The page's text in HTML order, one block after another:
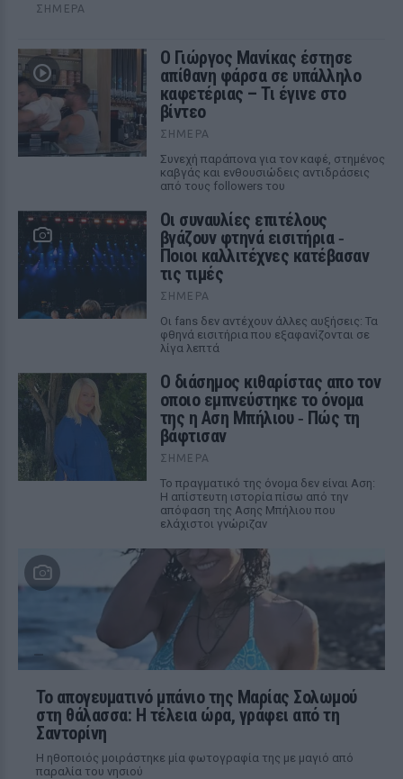
ΣΉΜΕΡΑ
Ο Γιώργος Μανίκας έστησε
απίθανη φάρσα σε υπάλληλο
καφετέριας – Τι έγινε στο
βίντεο
ΣΉΜΕΡΑ
Συνεχή παράπονα για τον καφέ, στημένος
καβγάς και ενθουσιώδεις αντιδράσεις
από τους followers του
Οι συναυλίες επιτέλους
βγάζουν φτηνά εισιτήρια ‑
Ποιοι καλλιτέχνες κατέβασαν
τις τιμές
ΣΉΜΕΡΑ
Οι fans δεν αντέχουν άλλες αυξήσεις: Τα
φθηνά εισιτήρια που εξαφανίζονται σε
λίγα λεπτά
Ο διάσημος κιθαρίστας απο τον
οποιο εμπνεύστηκε το όνομα
της η Αση Μπήλιου ‑ Πώς τη
βάφτισαν
ΣΉΜΕΡΑ
Το πραγματικό της όνομα δεν είναι Αση:
Η απίστευτη ιστορία πίσω από την
απόφαση της Ασης Μπήλιου που
ελάχιστοι γνώριζαν
Το απογευματινό μπάνιο της Μαρίας Σολωμού
στη θάλασσα: Η τέλεια ώρα, γράφει από τη
Σαντορίνη
Η ηθοποιός μοιράστηκε μία φωτογραφία της με μαγιό από
παραλία του νησιού